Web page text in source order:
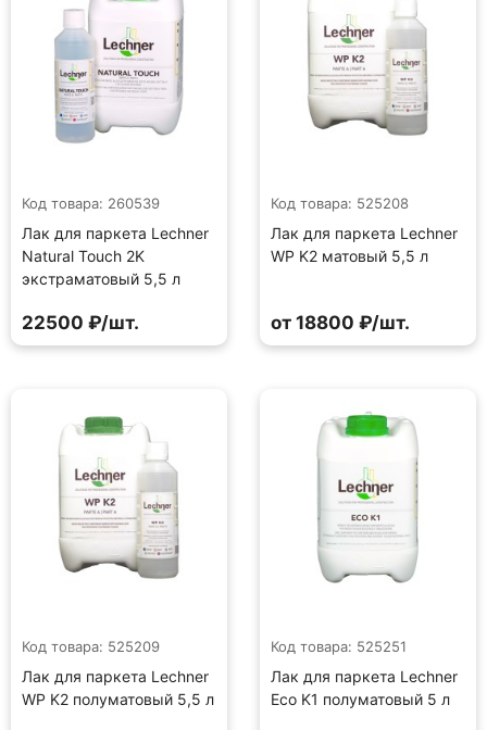
Код товара: 260539
Лак для паркета Lechner
Natural Touch 2K
экстраматовый 5,5 л
22500 ₽/шт.
Код товара: 525208
Лак для паркета Lechner
WP K2 матовый 5,5 л
от 18800 ₽/шт.
Код товара: 525209
Лак для паркета Lechner
WP K2 полуматовый 5,5 л
Код товара: 525251
Лак для паркета Lechner
Eco K1 полуматовый 5 л